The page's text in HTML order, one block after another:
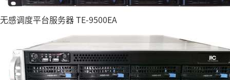
无感调度平台服务器 TE-9500EA